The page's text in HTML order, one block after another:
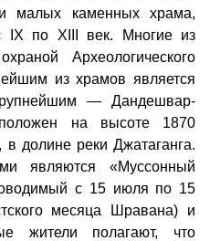
малых каменных храма,
IX по XIII век. Многие из
Археологического
из храмов является
— Дандешвар-
на высоте 1870
долине реки Джатаганга.
являются «Муссонный
с 15 июля по 15
месяца Шравана) и
жители полагают, что